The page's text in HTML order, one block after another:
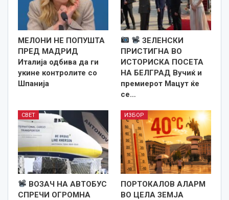
МЕЛОНИ НЕ ПОПУШТА
ПРЕД МАДРИД
Италија одбива да ги
укине контролите со
Шпанија
ЗЕЛЕНСКИ
ПРИСТИГНА ВО
ИСТОРИСКА ПОСЕТА
НА БЕЛГРАД Вучиќ и
премиерот Мацут ќе
се…
СВЕТ
ВОЗАЧ НА АВТОБУС
СПРЕЧИ ОГРОМНА
ИЗБОР
ПОРТОКАЛОВ АЛАРМ
ВО ЦЕЛА ЗЕМЈА